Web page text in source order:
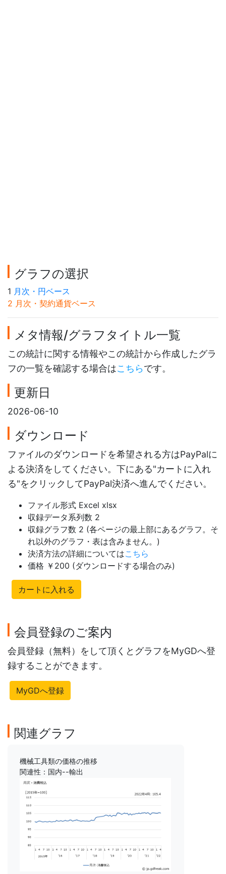
グラフの選択
1 月次・円ベース
2 月次・契約通貨ベース
メタ情報/グラフタイトル一覧
この統計に関する情報やこの統計から作成したグラ
フの一覧を確認する場合はこちらです。
更新日
2026-06-10
ダウンロード
ファイルのダウンロードを希望される方はPayPalに
よる決済をしてください。下にある"カートに入れ
る"をクリックしてPayPal決済へ進んでください。
ファイル形式 Excel xlsx
収録データ系列数 2
収録グラフ数 2 (各ページの最上部にあるグラフ。そ
れ以外のグラフ・表は含みません。)
決済方法の詳細についてはこちら
価格 ￥200 (ダウンロードする場合のみ)
カートに入れる
会員登録のご案内
会員登録（無料）をして頂くとグラフをMyGDへ登
録することができます。
MyGDへ登録
関連グラフ
機械工具類の価格の推移
関連性：国内--輸出